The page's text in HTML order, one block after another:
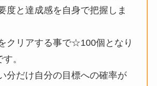
度と達成感を自身で把握しま
クリアする事で☆100個となり
。
分だけ自分の目標への確率が